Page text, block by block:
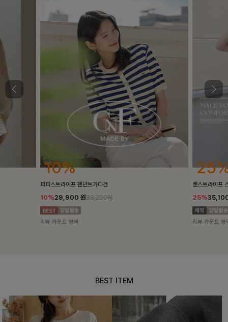
25%
밴스트라이프 스트링원피스
25%35,100 원46,800원
리뷰 카운트 영역
10%
[5천장돌파/
10%
리뷰 카운트 영
BEST ITEM